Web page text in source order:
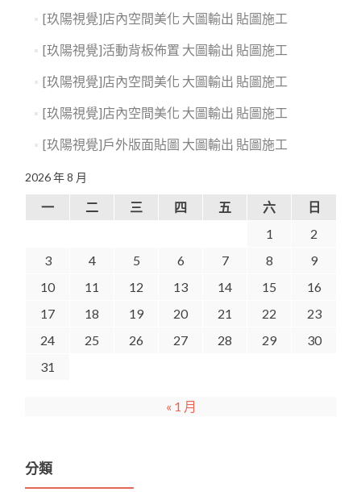
[玖陽視覺]店內空間美化 大圖輸出 貼圖施工
[玖陽視覺]活動背板佈置 大圖輸出 貼圖施工
[玖陽視覺]店內空間美化 大圖輸出 貼圖施工
[玖陽視覺]店內空間美化 大圖輸出 貼圖施工
[玖陽視覺]戶外版面貼圖 大圖輸出 貼圖施工
2026 年 8 月
一 二 三 四 五 六
日
1
2
3
4 5 6 7 8
9
10
11 12 13 14 15
16
17
18 19 20 21 22
23
24
25 26 27 28 29
30
31
« 1 月
分類